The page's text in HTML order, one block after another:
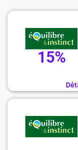
15%